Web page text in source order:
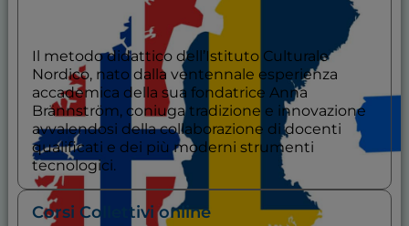
Il metodo didattico dell’Istituto Culturale
Nordico, nato dalla ventennale esperienza
accademica della sua fondatrice Anna
Brännström, coniuga tradizione e innovazione
avvalendosi della collaborazione di docenti
qualificati e dei più moderni strumenti
tecnologici.
Corsi Collettivi online